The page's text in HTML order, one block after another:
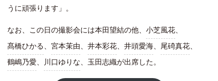
うに頑張ります」。
なお、この日の撮影会には本田望結の他、 小芝風花、
髙橋ひかる 、 宮本茉由、 井本彩花、 井頭愛海、 尾碕真花、
鶴嶋乃愛、 川口ゆりな、玉田志織が出席した。